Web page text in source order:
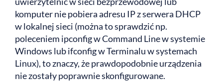
komputer nie pobiera adresu IP z serwera DHCP
w lokalnej sieci (można to sprawdzić np.
poleceniem ipconfig w Command Line w systemie
Windows lub ifconfig w Terminalu w systemach
Linux), to znaczy, że prawdopodobnie urządzenia
nie zostały poprawnie skonfigurowane.